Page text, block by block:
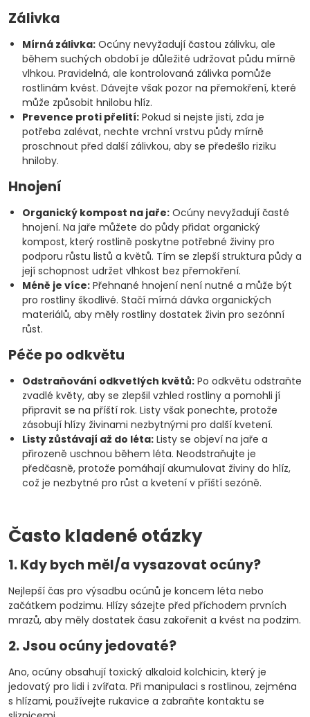
Zálivka
Mírná zálivka: Ocúny nevyžadují častou zálivku, ale
během suchých období je důležité udržovat půdu mírně
vlhkou. Pravidelná, ale kontrolovaná zálivka pomůže
rostlinám kvést. Dávejte však pozor na přemokření, které
může způsobit hnilobu hlíz.
Prevence proti přelití: Pokud si nejste jisti, zda je
potřeba zalévat, nechte vrchní vrstvu půdy mírně
proschnout před další zálivkou, aby se předešlo riziku
hniloby.
Hnojení
Organický kompost na jaře: Ocúny nevyžadují časté
hnojení. Na jaře můžete do půdy přidat organický
kompost, který rostlině poskytne potřebné živiny pro
podporu růstu listů a květů. Tím se zlepší struktura půdy a
její schopnost udržet vlhkost bez přemokření.
Méně je více: Přehnané hnojení není nutné a může být
pro rostliny škodlivé. Stačí mírná dávka organických
materiálů, aby měly rostliny dostatek živin pro sezónní
růst.
Péče po odkvětu
Odstraňování odkvetlých květů: Po odkvětu odstraňte
zvadlé květy, aby se zlepšil vzhled rostliny a pomohli jí
připravit se na příští rok. Listy však ponechte, protože
zásobují hlízy živinami nezbytnými pro další kvetení.
Listy zůstávají až do léta: Listy se objeví na jaře a
přirozeně uschnou během léta. Neodstraňujte je
předčasně, protože pomáhají akumulovat živiny do hlíz,
což je nezbytné pro růst a kvetení v příští sezóně.
Často kladené otázky
1. Kdy bych měl/a vysazovat ocúny?
Nejlepší čas pro výsadbu ocúnů je koncem léta nebo
začátkem podzimu. Hlízy sázejte před příchodem prvních
mrazů, aby měly dostatek času zakořenit a kvést na podzim.
2. Jsou ocúny jedovaté?
Ano, ocúny obsahují toxický alkaloid kolchicin, který je
jedovatý pro lidi i zvířata. Při manipulaci s rostlinou, zejména
s hlízami, používejte rukavice a zabraňte kontaktu se